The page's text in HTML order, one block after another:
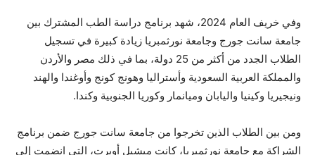
وفي خريف العام 2024، شهد برنامج دراسة الطب المشترك بين
جامعة سانت جورج وجامعة نورثمبريا زيادة كبيرة في تسجيل
الطلاب الجدد من أكثر من 25 دولة، بما في ذلك مصر والأردن
والمملكة العربية السعودية وأستراليا وهونج كونج وأوغندا والهند
ونيجيريا وكينيا واليابان وميانمار وكوريا الجنوبية وكندا.
ومن بين الطلاب الذين تخرجوا من جامعة سانت جورج ضمن برنامج
الشراكة مع جامعة نورثمبريا، كانت ميشيل أوبرت، التي انضمت إلى